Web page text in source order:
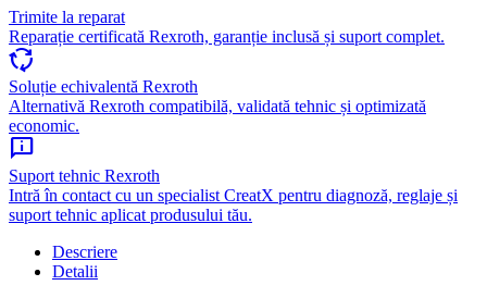
Trimite la reparat
Reparație certificată Rexroth, garanție inclusă și suport complet.
cycle
Soluție echivalentă Rexroth
Alternativă Rexroth compatibilă, validată tehnic și optimizată
economic.
chat_info
Suport tehnic Rexroth
Intră în contact cu un specialist CreatX pentru diagnoză, reglaje și
suport tehnic aplicat produsului tău.
Descriere
Detalii